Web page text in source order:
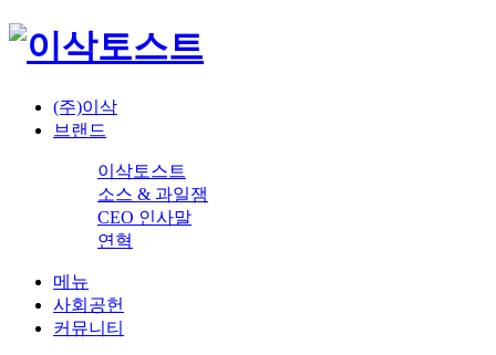
(주)이삭
브랜드
이삭토스트
소스 & 과일잼
CEO 인사말
연혁
메뉴
사회공헌
커뮤니티